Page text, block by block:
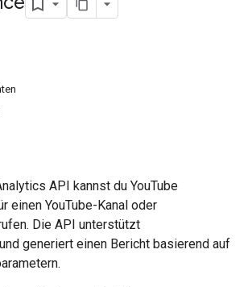
API kannst du YouTube
einen YouTube-Kanal oder
Die API unterstützt
generiert einen Bericht basierend auf